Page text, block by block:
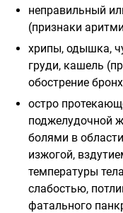
неправильный
(признаки
хрипы, одышка,
груди, кашель
обострение
остро
поджелудочной
болями в
изжогой,
температуры
слабостью,
фатального